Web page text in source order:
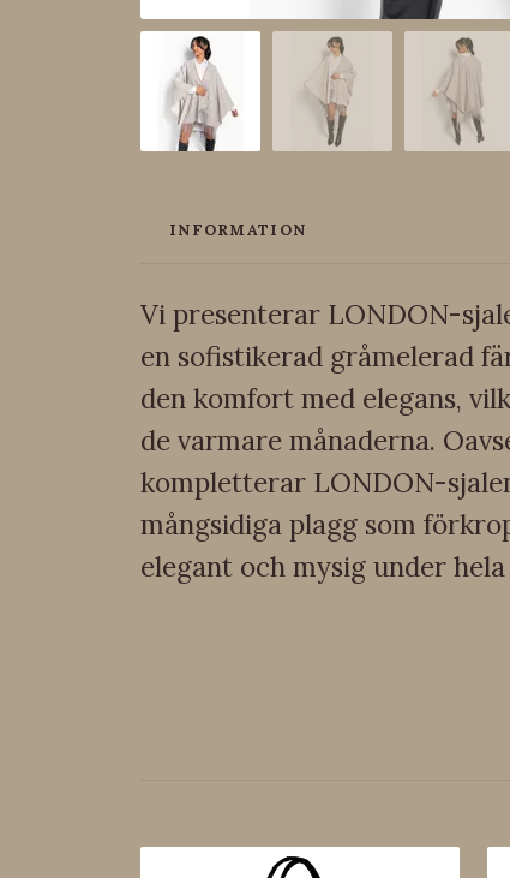
INFORMATION
Vi presenterar LONDON-
en sofistikerad gråmelerad
den komfort med elegans,
de varmare månaderna.
kompletterar LONDON-
mångsidiga plagg som
elegant och mysig under hela